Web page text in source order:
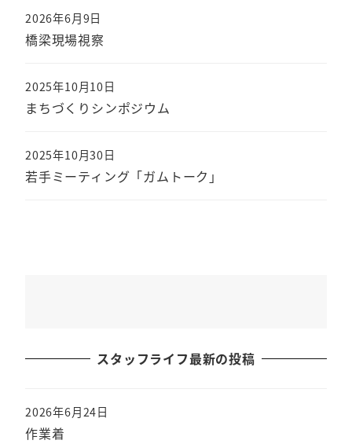
橋梁現場視察
2026年6月9日
まちづくりシンポジウム
2025年10月10日
若手ミーティング「ガムトーク」
2025年10月30日
スタッフライフ最新の投稿
作業着
2026年6月24日